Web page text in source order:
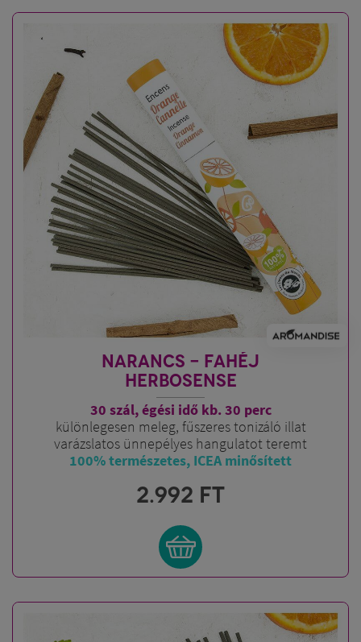
NARANCS - FAHÉJ
HERBOSENSE
30 szál, égési idő kb. 30 perc
különlegesen meleg, fűszeres tonizáló illat
varázslatos ünnepélyes hangulatot teremt
100% természetes, ICEA minősített
2.992 FT